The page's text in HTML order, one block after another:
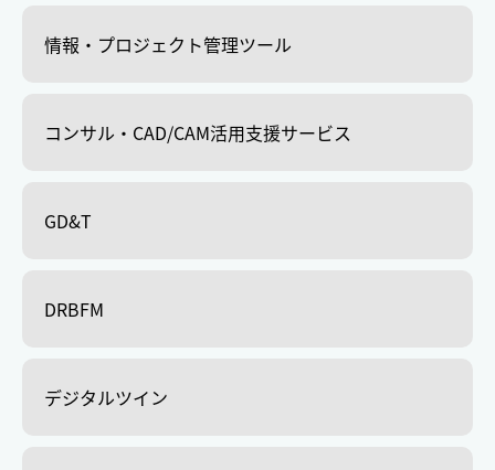
情報・プロジェクト管理ツール
コンサル・CAD/CAM活用支援サービス
GD&T
DRBFM
デジタルツイン